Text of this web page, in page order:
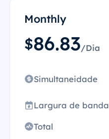
Monthly
$86.83/Dia
Simultaneidade
Largura de banda
Total